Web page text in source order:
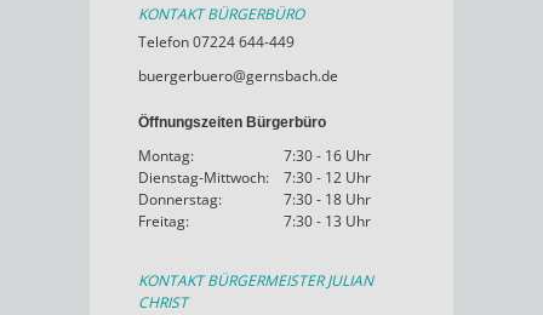
KONTAKT BÜRGERBÜRO
Telefon 07224 644-449
buergerbuero@gernsbach.de
Öffnungszeiten Bürgerbüro
Montag:
7:30 - 16 Uhr
Dienstag-Mittwoch:
7:30 - 12 Uhr
Donnerstag:
7:30 - 18 Uhr
Freitag:
7:30 - 13 Uhr
KONTAKT BÜRGERMEISTER JULIAN
CHRIST